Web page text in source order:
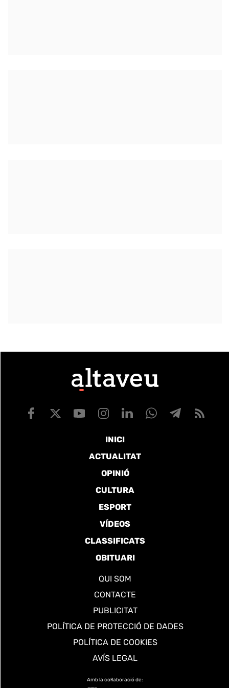
INICI
ACTUALITAT
OPINIÓ
CULTURA
ESPORT
VÍDEOS
CLASSIFICATS
OBITUARI
QUI SOM
CONTACTE
PUBLICITAT
POLÍTICA DE PROTECCIÓ DE DADES
POLÍTICA DE COOKIES
AVÍS LEGAL
Amb la col·laboració de: